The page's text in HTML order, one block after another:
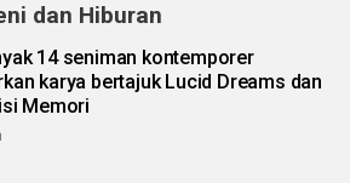
dan Hiburan
14 seniman kontemporer
karya bertajuk Lucid Dreams dan
Memori